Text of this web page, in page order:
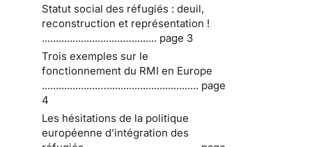
Statut social des réfugiés : deuil,
reconstruction et représentation !
.............................…......... page 3
Trois exemples sur le
fonctionnement du RMI en Europe
....................…................................. page
4
Les hésitations de la politique
européenne d’intégration des